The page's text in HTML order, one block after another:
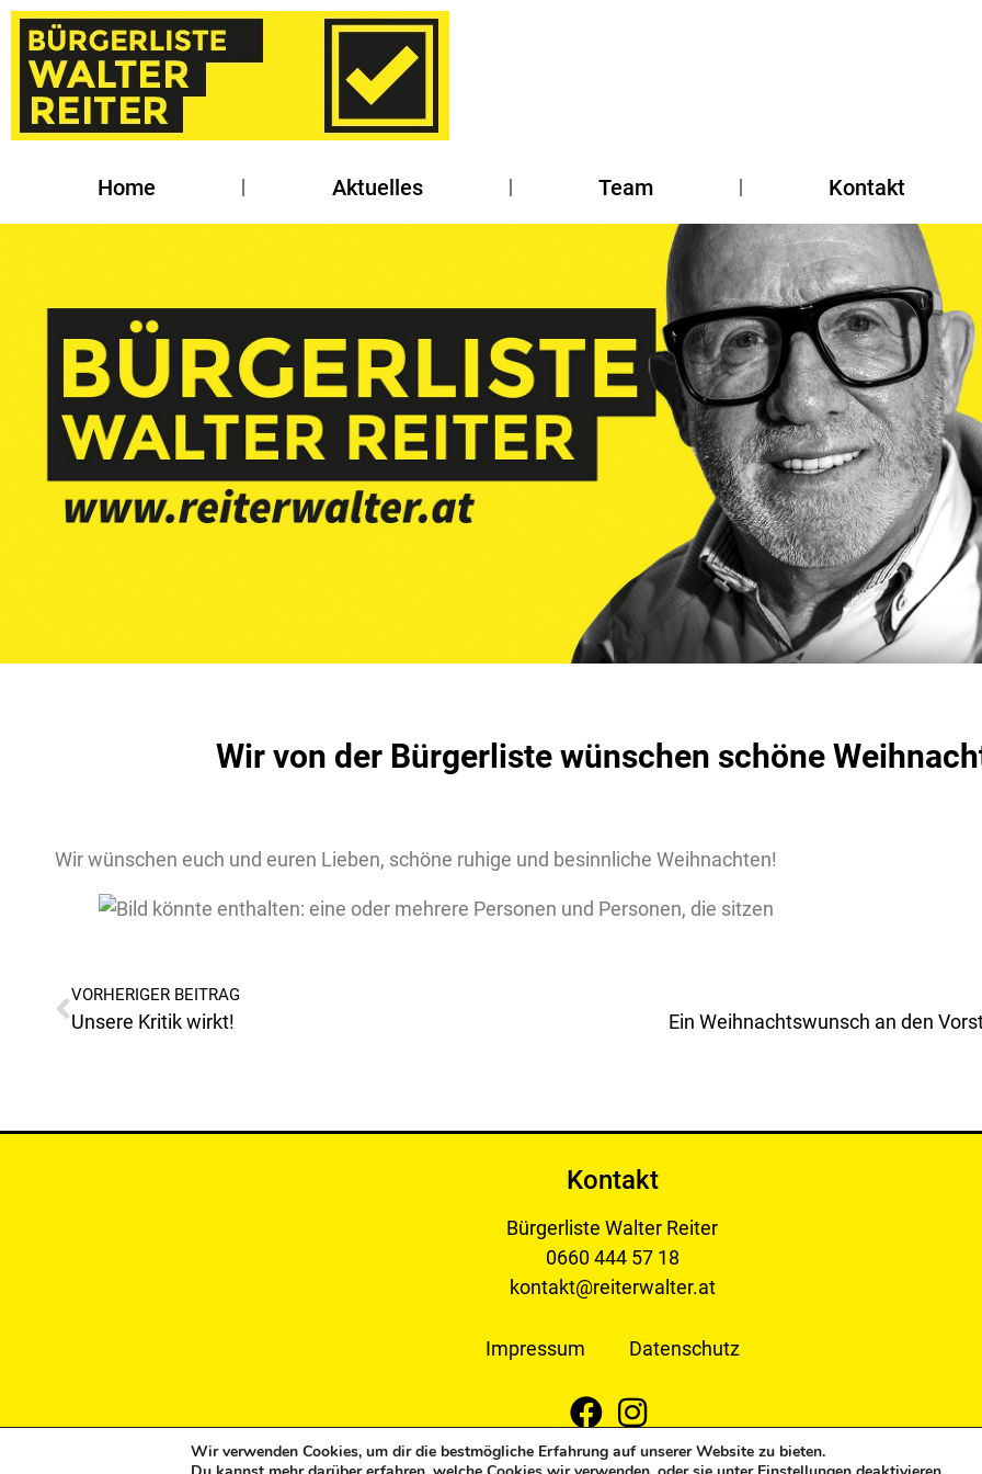
Home Aktuelles Team Kontakt
Wir von der Bürgerliste wünschen schöne
Wir wünschen euch und euren Lieben, schöne ruhige und besinnliche Weihnachten!
VORHERIGER BEITRAG
Unsere Kritik wirkt!
Kontakt
Bürgerliste Walter Reiter
0660 444 57 18
kontakt@reiterwalter.at
Impressum Datenschutz
Copyright © 2024 Bürgerliste Reiter Walter. All Rights Reserved.
Wir verwenden Cookies, um dir die bestmögliche Erfahrung auf unserer Website zu bieten.